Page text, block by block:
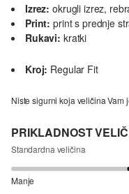
Izrez: okrugli izrez,
Print: print s prednje
Rukavi: kratki
Kroj: Regular Fit
Niste sigurni koja veličina Vam
PRIKLADNOST
Standardna veličina
Manje